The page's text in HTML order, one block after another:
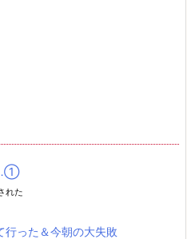
…➀
れた
行った＆今朝の大失敗